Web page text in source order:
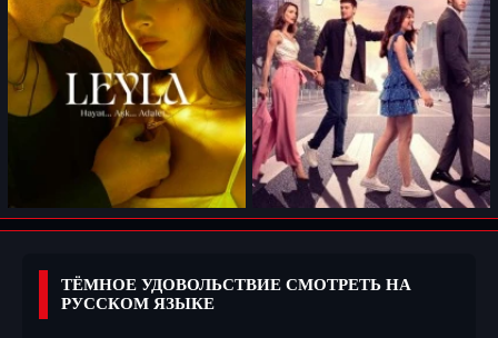
ТЁМНОЕ УДОВОЛЬСТВИЕ СМОТРЕТЬ НА
РУССКОМ ЯЗЫКЕ